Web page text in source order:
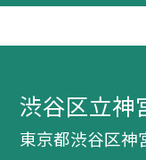
渋谷区立神
東京都渋谷区神